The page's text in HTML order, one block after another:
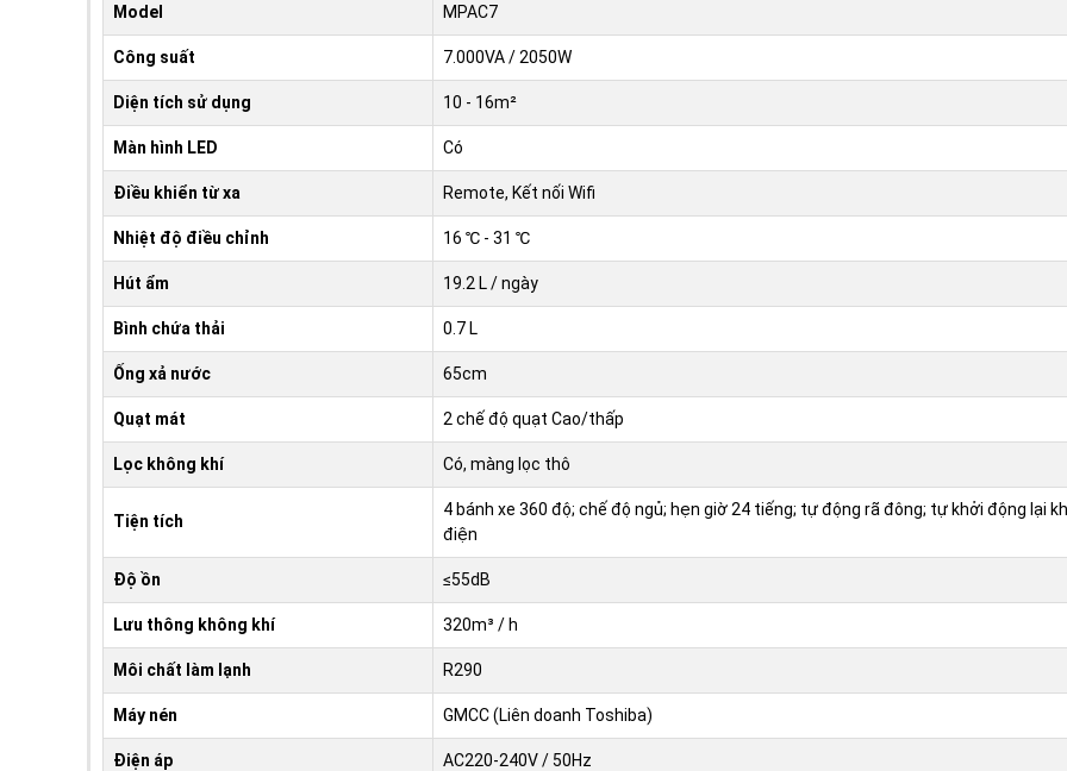
Model MPAC7
Công suất 7.000VA / 2050W
Diện tích sử dụng 10 - 16m²
Màn hình LED Có
Điều khiển từ xa Remote, Kết nối Wifi
Nhiệt độ điều chỉnh 16 ℃ - 31 ℃
Hút ẩm 19.2 L / ngày
Bình chứa thải 0.7 L
Ống xả nước 65cm
Quạt mát 2 chế độ quạt Cao/thấp
Lọc không khí Có, màng lọc thô
Tiện tích
4 bánh xe 360 độ; chế độ ngủ; hẹn giờ 24 tiếng; tự động rã đông; tự khởi động lại
điện
Độ ồn ≤55dB
Lưu thông không khí 320m³ / h
Môi chất làm lạnh R290
Máy nén GMCC (Liên doanh Toshiba)
Điện áp AC220-240V / 50Hz